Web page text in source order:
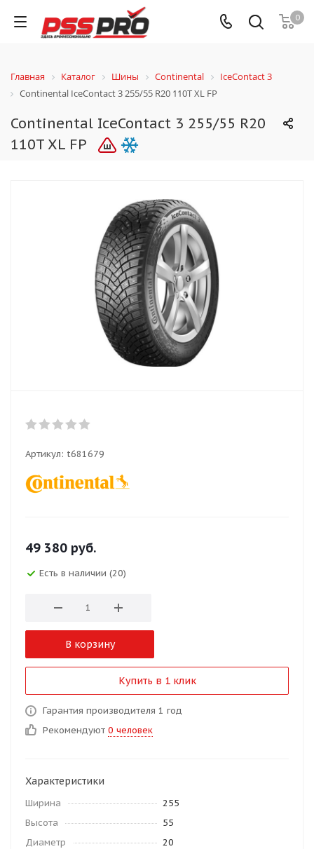
0
Главная Каталог Шины Continental
IceContact 3
Continental IceContact 3 255/55 R20 110T XL FP
Continental IceContact 3 255/55 R20
110T XL FP
Артикул: t681679
49 380 руб.
Есть в наличии (20)
В корзину
Купить в 1 клик
Гарантия производителя 1 год
Рекомендуют 0 человек
Характеристики
Ширина
255
Высота
55
Диаметр
20